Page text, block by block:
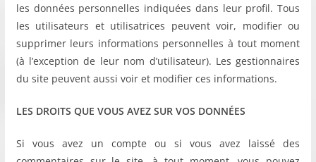
les données personnelles indiquées dans leur profil. Tous
les utilisateurs et utilisatrices peuvent voir, modifier ou
supprimer leurs informations personnelles à tout moment
(à l’exception de leur nom d’utilisateur). Les gestionnaires
du site peuvent aussi voir et modifier ces informations.
LES DROITS QUE VOUS AVEZ SUR VOS DONNÉES
Si vous avez un compte ou si vous avez laissé des